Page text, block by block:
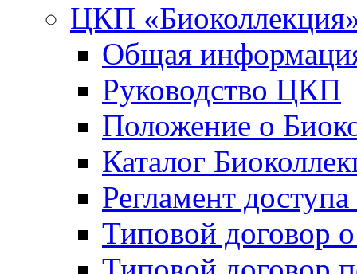
ЦКП
Общая
Руководство ЦКП
Положение о
Каталог
Регламент
Типовой договор